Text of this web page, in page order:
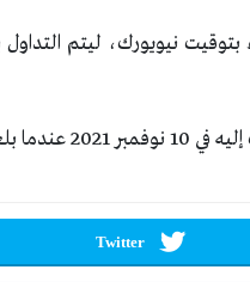
Twitter